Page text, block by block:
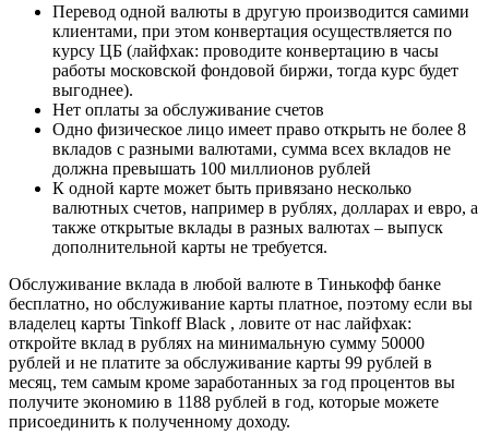
Перевод одной валюты в другую производится самими
клиентами, при этом конвертация осуществляется по
курсу ЦБ (лайфхак: проводите конвертацию в часы
работы московской фондовой биржи, тогда курс будет
выгоднее).
Нет оплаты за обслуживание счетов
Одно физическое лицо имеет право открыть не более 8
вкладов с разными валютами, сумма всех вкладов не
должна превышать 100 миллионов рублей
К одной карте может быть привязано несколько
валютных счетов, например в рублях, долларах и евро, а
также открытые вклады в разных валютах – выпуск
дополнительной карты не требуется.
Обслуживание вклада в любой валюте в Тинькофф банке
бесплатно, но обслуживание карты платное, поэтому если вы
владелец карты Tinkoff Black , ловите от нас лайфхак:
откройте вклад в рублях на минимальную сумму 50000
рублей и не платите за обслуживание карты 99 рублей в
месяц, тем самым кроме заработанных за год процентов вы
получите экономию в 1188 рублей в год, которые можете
присоединить к полученному доходу.